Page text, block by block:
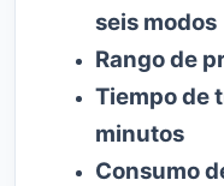
seis modos
Rango de
Tiempo de
minutos
Consumo